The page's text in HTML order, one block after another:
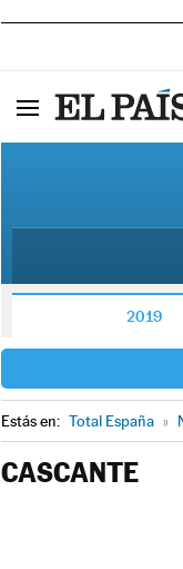
2019
Estás en: Total España »
CASCANTE